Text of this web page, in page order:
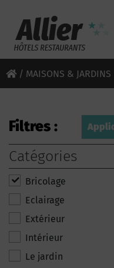
/ MAISONS & JARDINS
Filtres :
Catégories
Bricolage
Eclairage
Extérieur
Intérieur
Le jardin